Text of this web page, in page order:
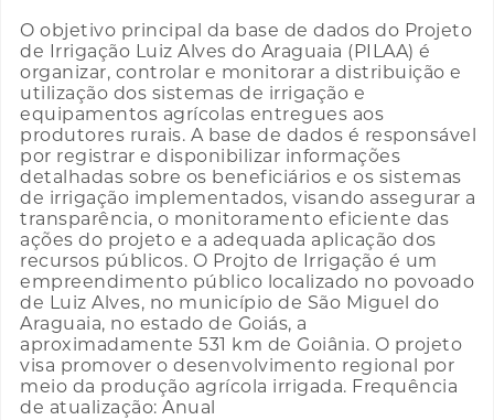
O objetivo principal da base de dados do Projeto
de Irrigação Luiz Alves do Araguaia (PILAA) é
organizar, controlar e monitorar a distribuição e
utilização dos sistemas de irrigação e
equipamentos agrícolas entregues aos
produtores rurais. A base de dados é responsável
por registrar e disponibilizar informações
detalhadas sobre os beneficiários e os sistemas
de irrigação implementados, visando assegurar a
transparência, o monitoramento eficiente das
ações do projeto e a adequada aplicação dos
recursos públicos. O Projto de Irrigação é um
empreendimento público localizado no povoado
de Luiz Alves, no município de São Miguel do
Araguaia, no estado de Goiás, a
aproximadamente 531 km de Goiânia. O projeto
visa promover o desenvolvimento regional por
meio da produção agrícola irrigada. Frequência
de atualização: Anual